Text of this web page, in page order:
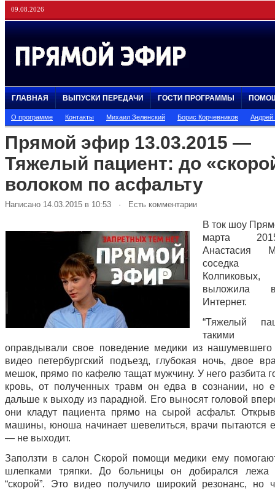
09.08.2026
ГЛАВНАЯ ВЫПУСКИ ПЕРЕДАЧИ ГОСТИ ПРОГРАММЫ
О программе Контакты Михаил Зеленский Борис Корчевников
Прямой эфир 13.03.2015 —
Тяжелый пациент: до
волоком по асфальту
Написано 14.03.2015 в 10:53 · Есть комментарии
В ток шоу
марта
Анастасия
соседка
выложила
Интернет.
“Тяжелый
такими
оправдывали свое поведение медики из
видео петербургский подъезд, глубокая ночь, двое
мешок, прямо по кафелю тащат мужчину. У него разбита
кровь, от полученных травм он едва в сознании, но
дальше к выходу из парадной. Его выносят головой
они кладут пациента прямо на сырой асфальт.
машины, юноша начинает шевелиться, врачи пытаются
— не выходит.
Заползти в салон Скорой помощи медики ему
шлепками тряпки. До больницы он добирался
“скорой”. Это видео получило широкий резонанс, но